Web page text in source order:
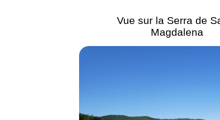
Vue sur la Serra de
Magdalena